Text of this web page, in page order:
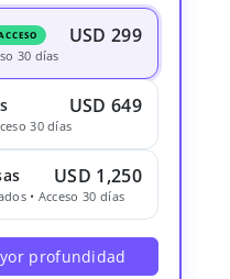
USD 299
30 días
USD 649
30 días
USD 1,250
• Acceso 30 días
profundidad